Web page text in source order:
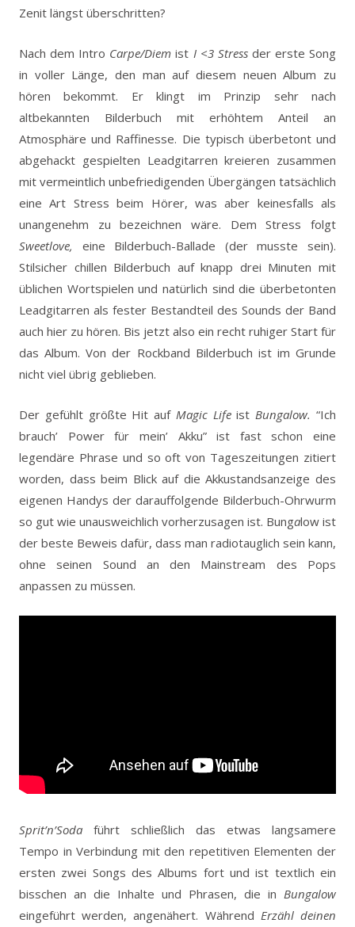
Zenit längst überschritten?
Nach dem Intro Carpe/Diem ist I <3 Stressder erste Song
in voller Länge, den man auf diesem neuen Album zu
hören bekommt. Er klingt im Prinzip sehr nach
altbekannten Bilderbuch mit erhöhtem Anteil an
Atmosphäre und Raffinesse. Die typisch überbetont und
abgehackt gespielten Leadgitarren kreieren zusammen
mit vermeintlich unbefriedigenden Übergängen tatsächlich
eine Art Stress beim Hörer, was aber keinesfalls als
unangenehm zu bezeichnen wäre. Dem Stress folgt
Sweetlove, eine Bilderbuch-Ballade (der musste sein).
Stilsicher chillen Bilderbuch auf knapp drei Minuten mit
üblichen Wortspielen und natürlich sind die überbetonten
Leadgitarren als fester Bestandteil des Sounds der Band
auch hier zu hören. Bis jetzt also ein recht ruhiger Start für
das Album. Von der Rockband Bilderbuch ist im Grunde
nicht viel übrig geblieben.
Der gefühlt größte Hit aufMagic Lifeist Bungalow. “Ich
brauch’ Power für mein’ Akku” ist fast schon eine
legendäre Phrase und so oft von Tageszeitungen zitiert
worden, dass beim Blick auf die Akkustandsanzeige des
eigenen Handys der darauffolgende Bilderbuch-Ohrwurm
so gut wie unausweichlich vorherzusagen ist. Bungalow ist
der beste Beweis dafür, dass man radiotauglich sein kann,
ohne seinen Sound an den Mainstream des Pops
anpassen zu müssen.
Sprit’n’Soda führt schließlich das etwas langsamere
Tempo in Verbindung mit den repetitiven Elementen der
ersten zwei Songs des Albums fort und ist textlich ein
bisschen an die Inhalte und Phrasen, die in Bungalow
eingeführt werden, angenähert. Während Erzähl deinen